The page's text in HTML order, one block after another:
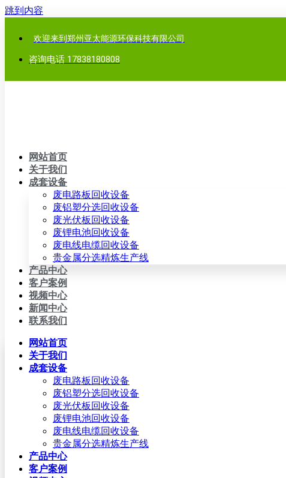
跳到内容
欢迎来到郑州亚太能源环保科技有限公司
咨询电话 17838180808
网站首页
关于我们
成套设备
废电路板回收设备
废铝塑分选回收设备
废光伏板回收设备
废锂电池回收设备
废电线电缆回收设备
贵金属分选精炼生产线
产品中心
客户案例
视频中心
新闻中心
联系我们
网站首页
关于我们
成套设备
废电路板回收设备
废铝塑分选回收设备
废光伏板回收设备
废锂电池回收设备
废电线电缆回收设备
贵金属分选精炼生产线
产品中心
客户案例